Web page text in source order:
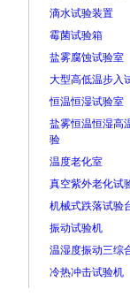
滴水试验装置
霉菌试验箱
盐雾腐蚀试验室
大型高低温步入
恒温恒湿试验室
盐雾恒温恒湿高
验
温度老化室
真空紫外老化试
机械式跌落试验
振动试验机
温湿度振动三综
冷热冲击试验机